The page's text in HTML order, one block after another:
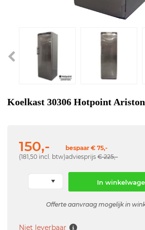
Koelkast 30306 Hotpoint Ariston
150,-
(181,50 incl. btw)
bespaar € 75,-
adviesprijs € 225,-
In
Offerte aanvraag mogelijk in
Niet leverbaar